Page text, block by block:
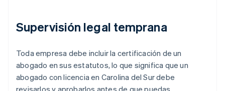
Supervisión legal temprana
Toda empresa debe incluir la certificación de un
abogado en sus estatutos, lo que significa que un
abogado con licencia en Carolina del Sur debe